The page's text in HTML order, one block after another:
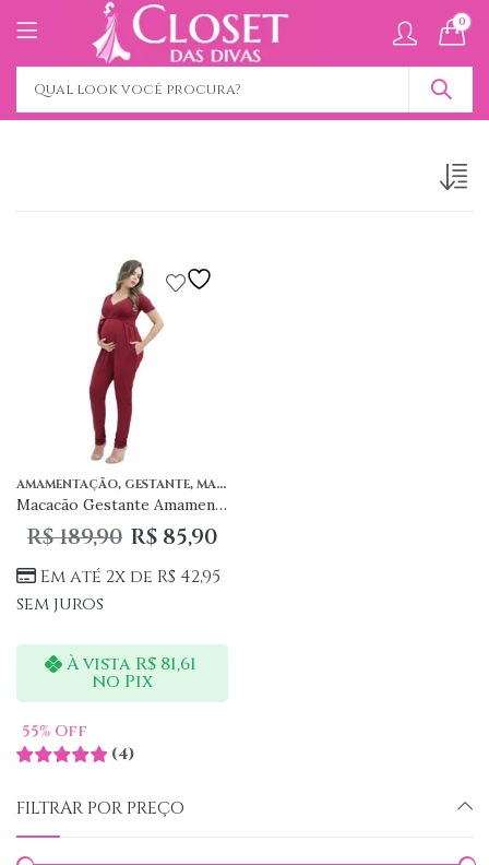
0
AMAMENTAÇÃO, GESTANTE, MACACÃO LONGO
Macacão Gestante Amamentação com Manga: Praticidade e Estilo para as Mamães
R$189,90 R$ 85,90
Em até 2x de R$ 42,95
sem juros
À vista R$81,61
no Pix
55% Off
(4)
FILTRAR POR PREÇO